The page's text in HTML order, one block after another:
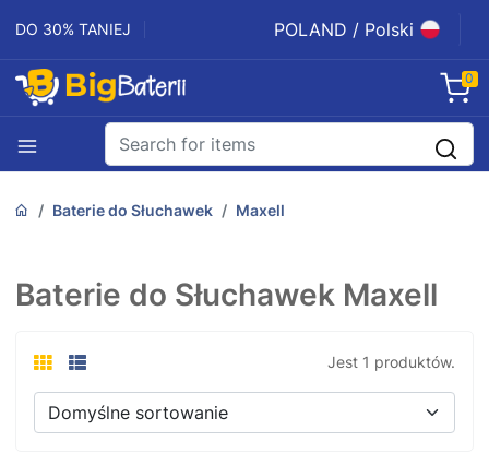
DO 30% TANIEJ POLAND / Polski
0
Baterie do Słuchawek Maxell
Baterie do Słuchawek Maxell
Jest 1 produktów.